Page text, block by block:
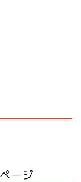
ージ